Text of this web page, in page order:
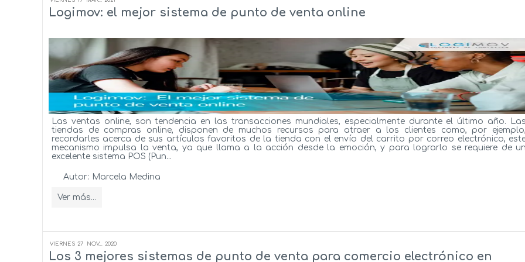
Logimov: el mejor sistema de punto de venta online
Las ventas online, son tendencia en las transacciones mundiales, especialmente durante el último año. Las
tiendas de compras online, disponen de muchos recursos para atraer a los clientes como, por ejemplo,
recordarles acerca de sus artículos favoritos de la tienda con el envío del carrito por correo electrónico,
mecanismo impulsa la venta, ya que llama a la acción desde la emoción, y para lograrlo se requiere de un
excelente sistema POS (Pun...
Autor: Marcela Medina
Ver más...
VIERNES 27 NOV... 2020
Los 3 mejores sistemas de punto de venta para comercio electrónico en